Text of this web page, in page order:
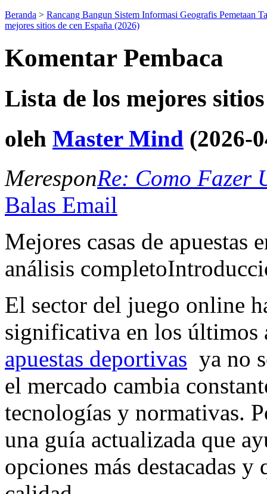
Beranda > Rancang Bangun Sistem Informasi Geografis Pemetaan
mejores sitios de cen España (2026)
Komentar Pembaca
Lista de los mejores
oleh Master Mind (2026-
MeresponRe: Como Fazer
Balas Email
Mejores casas de apuestas
análisis
El sector del juego online
significativa en los últimos
apuestas deportivas ya no
el mercado cambia
tecnologías y normativas.
una guía actualizada que
opciones más destacadas